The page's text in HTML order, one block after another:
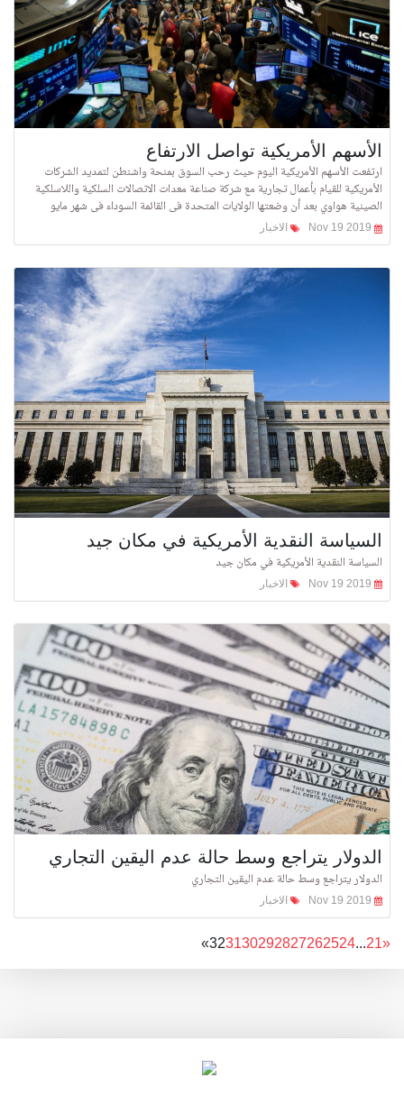
الأسهم الأمريكية تواصل الارتفاع
ارتفعت الأسهم الأمريكية اليوم حيث رحب السوق بمنحة واشنطن لتمديد الشركات
الأمريكية للقيام بأعمال تجارية مع شركة صناعة معدات الاتصالات السلكية واللاسلكية
الصينية هواوي بعد أن وضعتها الولايات المتحدة فى القائمة السوداء فى شهر مايو
الاخبار
السياسة النقدية الأمريكية في مكان جيد
السياسة النقدية الأمريكية في مكان جيد
الاخبار
الدولار يتراجع وسط حالة عدم اليقين التجاري
الدولار يتراجع وسط حالة عدم اليقين التجاري
الاخبار
«
1
2
...
24
25
26
27
28
29
30
31
32
»